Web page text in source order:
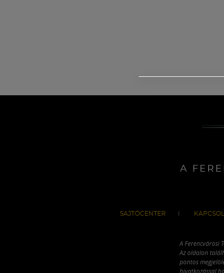
A
SAJTÓCENTER
A Ferencvárosi
Az oldalon
pontos
hivatkozással